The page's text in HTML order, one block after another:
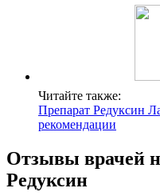
Читайте также:
Препарат Редуксин
рекомендации
Отзывы врачей
Редуксин